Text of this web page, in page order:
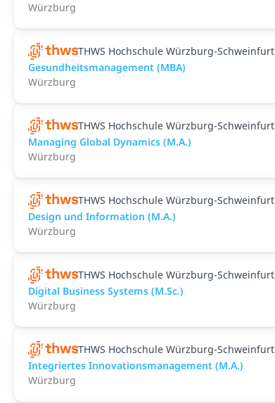
Würzburg
THWS Hochschule Würzburg-Schweinfurt
Gesundheitsmanagement (MBA)
Würzburg
THWS Hochschule Würzburg-Schweinfurt
Managing Global Dynamics (M.A.)
Würzburg
THWS Hochschule Würzburg-Schweinfurt
Design und Information (M.A.)
Würzburg
THWS Hochschule Würzburg-Schweinfurt
Digital Business Systems (M.Sc.)
Würzburg
THWS Hochschule Würzburg-Schweinfurt
Integriertes Innovationsmanagement (M.A.)
Würzburg